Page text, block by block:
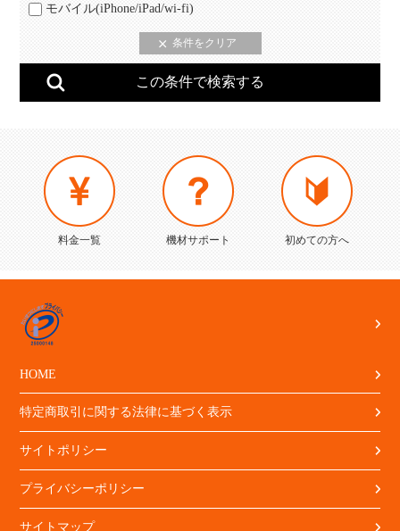
モバイル(iPhone/iPad/wi-fi)
料金一覧 機材サポート 初めての方へ
HOME
特定商取引に関する法律に基づく表示
サイトポリシー
プライバシーポリシー
サイトマップ